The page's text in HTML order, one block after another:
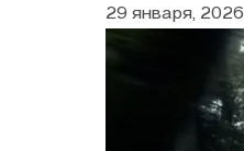
29 января, 2026